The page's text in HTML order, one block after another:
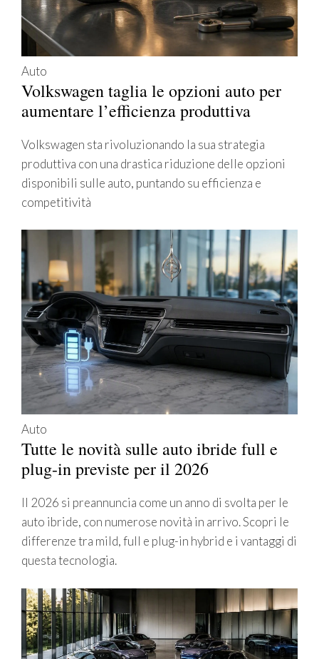
Auto
Volkswagen taglia le opzioni auto per
aumentare l’efficienza produttiva
Volkswagen sta rivoluzionando la sua strategia
produttiva con una drastica riduzione delle opzioni
disponibili sulle auto, puntando su efficienza e
competitività
Auto
Tutte le novità sulle auto ibride full e
plug-in previste per il 2026
Il 2026 si preannuncia come un anno di svolta per le
auto ibride, con numerose novità in arrivo. Scopri le
differenze tra mild, full e plug-in hybrid e i vantaggi di
questa tecnologia.